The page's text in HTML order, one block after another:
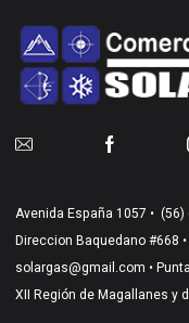
Avenida España 1057 • (56)
Direccion Baquedano #668 •
solargas@gmail.com •
XII Región de Magallanes y